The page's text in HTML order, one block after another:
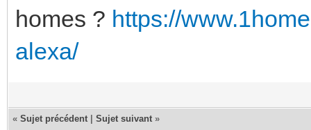
homes ? https://
alexa/
« Sujet précédent Sujet suivant »